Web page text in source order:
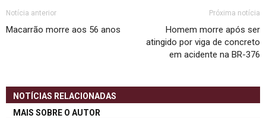
Notícia anterior
Macarrão morre aos 56 anos
Próxima notícia
Homem morre após ser
atingido por viga de concreto
em acidente na BR-376
NOTÍCIAS RELACIONADAS
MAIS SOBRE O AUTOR